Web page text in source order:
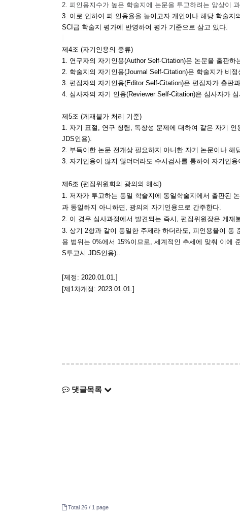
2. 피인용지수가 높은 학술지에 논문을 투고하려는 양상이
3. 이로 인하여 피 인용율을 높이고자 개인이나 해당 학술
SCI급 학술지 평가에 반영하여 평가 기준으로 삼고 있다.
제4조 (자기인용의 종류)
1. 연구자의 자기인 용(Author Self-Citation)은 논문을 출판
2. 학술지의 자기인용(Journal Self-Citation)은 학술지가 비
3. 편집자의 자기인용(Editor Self-Citation)은 편집자가 출판
4. 심사자의 자기 인용(Reviewer Self-Citation)은 심사자가
제5조 (게재불가 처리 기준)
1. 자기 표절, 연구 청렴, 독창성 문제에 대하여 같은 자기 인
JDS인용).
2 . 부득이한 논문 전개상 필요하지 아니한 자기 논문이나
3. 자기인용이 많지 않더더라도 수시검사를 통하여 자기인
제6조 (편집위원회의 광의의 해석)
1. 저자가 투고하는 동일 학술지에 동일학술지에서 출판된
과 동일하지 아니하면, 광의의 자기인용으로 간주한다.
2. 이 경우 심사과정에서 발견되는 즉시, 편집위원장은 게
3. 상기 2항과 같이 동일한 주제라 하더라도, 피인용율이 동
용 범위는 0%에서 15%이므로, 세계적인 추세에 맞춰 이에
S투고시 JDS인용).
[제정: 2020.01.01.]
[제1차개정: 2023.01.01.]
댓글목록
Total 26 / 1 page